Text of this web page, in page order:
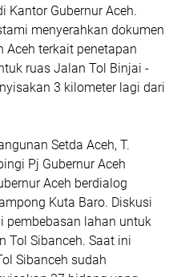
Kantor Gubernur Aceh.
menyerahkan dokumen
Aceh terkait penetapan
ruas Jalan Tol Binjai -
3 kilometer lagi dari
Setda Aceh, T.
Pj Gubernur Aceh
Aceh berdialog
Kuta Baro. Diskusi
pembebasan lahan untuk
Tol Sibanceh. Saat ini
Sibanceh sudah